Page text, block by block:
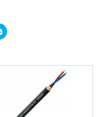
в
соцсетях: